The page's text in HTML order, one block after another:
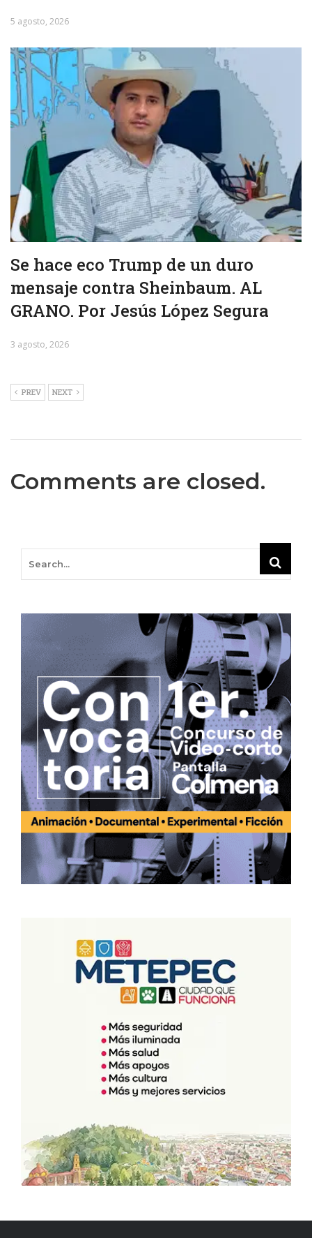
5 agosto, 2026
Se hace eco Trump de un duro
mensaje contra Sheinbaum. AL
GRANO. Por Jesús López Segura
3 agosto, 2026
PREV NEXT
Comments are closed.